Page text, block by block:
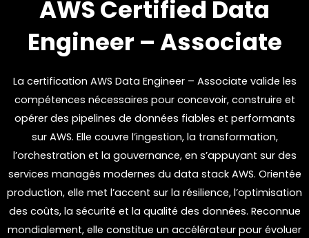
AWS Certified Data
Engineer – Associate
La certification AWS Data Engineer – Associate valide les
compétences nécessaires pour concevoir, construire et
opérer des pipelines de données fiables et performants
sur AWS. Elle couvre l’ingestion, la transformation,
l’orchestration et la gouvernance, en s’appuyant sur des
services managés modernes du data stack AWS. Orientée
production, elle met l’accent sur la résilience, l’optimisation
des coûts, la sécurité et la qualité des données. Reconnue
mondialement, elle constitue un accélérateur pour évoluer